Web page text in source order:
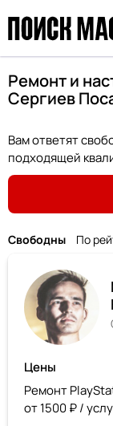
Ремонт и
Сергиев
Вам ответят
подходящей
Свободны По
Цены
Ремонт
от 1500 ₽ /